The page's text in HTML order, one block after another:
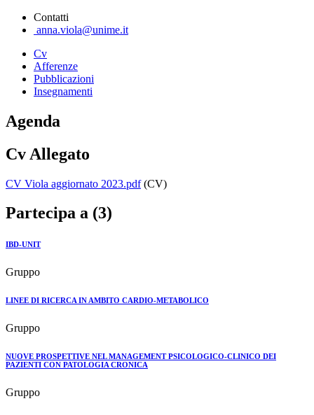
Contatti
anna.viola@unime.it
Cv
Afferenze
Pubblicazioni
Insegnamenti
Agenda
Cv Allegato
CV Viola aggiornato 2023.pdf(CV)
Partecipa a (3)
IBD-UNIT
Gruppo
LINEE DI RICERCA IN AMBITO CARDIO-METABOLICO
Gruppo
NUOVE PROSPETTIVE NEL MANAGEMENT PSICOLOGICO-CLINICO DEI
PAZIENTI CON PATOLOGIA CRONICA
Gruppo